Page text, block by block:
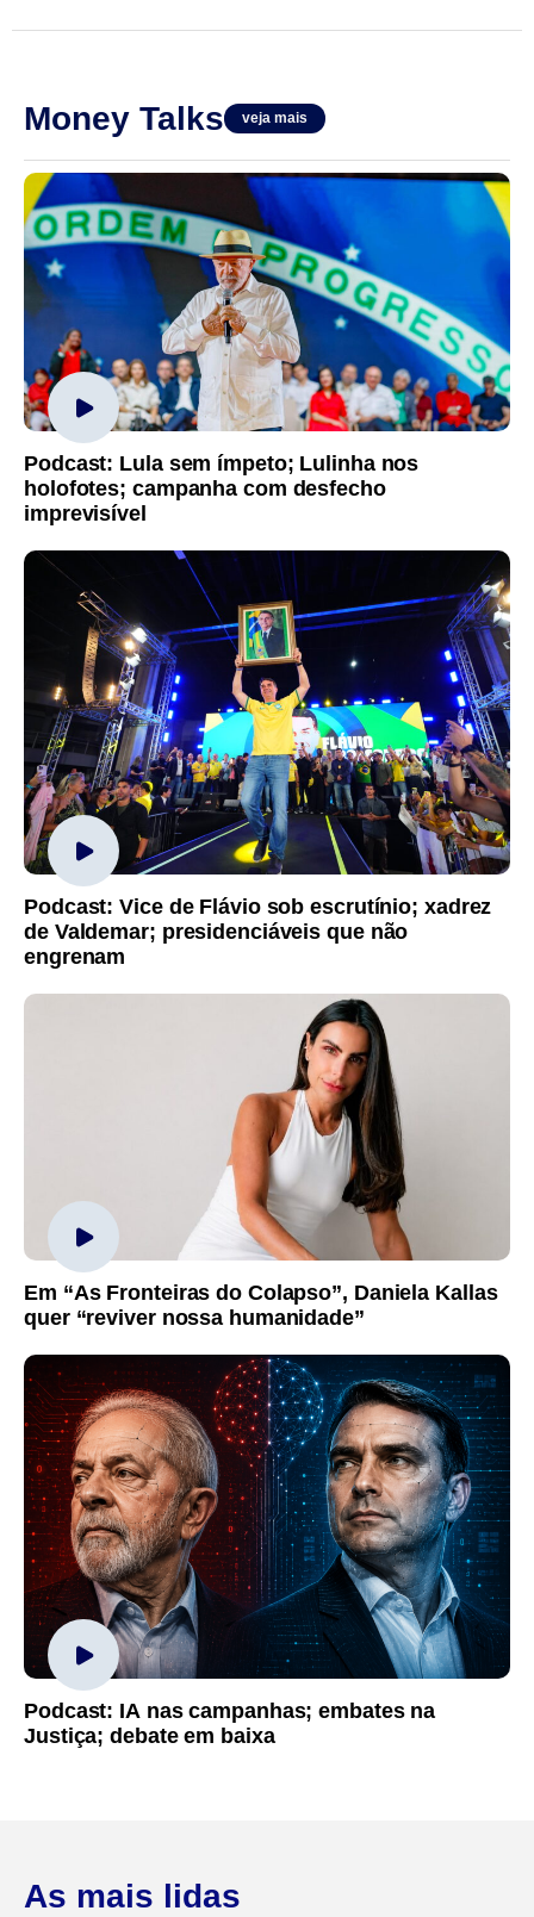
Money Talks veja mais
Podcast: Lula sem ímpeto; Lulinha nos
holofotes; campanha com desfecho
imprevisível
Podcast: Vice de Flávio sob escrutínio; xadrez
de Valdemar; presidenciáveis que não
engrenam
Em “As Fronteiras do Colapso”, Daniela Kallas
quer “reviver nossa humanidade”
Podcast: IA nas campanhas; embates na
Justiça; debate em baixa
As mais lidas